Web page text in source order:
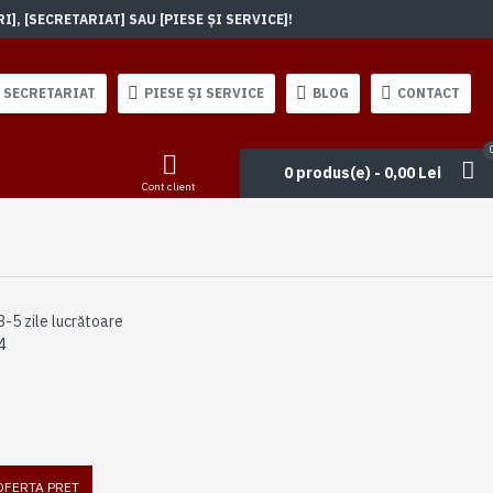
[SECRETARIAT] SAU [PIESE ȘI SERVICE]!
SECRETARIAT PIESE ȘI SERVICE BLOG CONTACT
Cont client
0 produs(e) - 0,00 Lei
5 zile lucrătoare
PRET